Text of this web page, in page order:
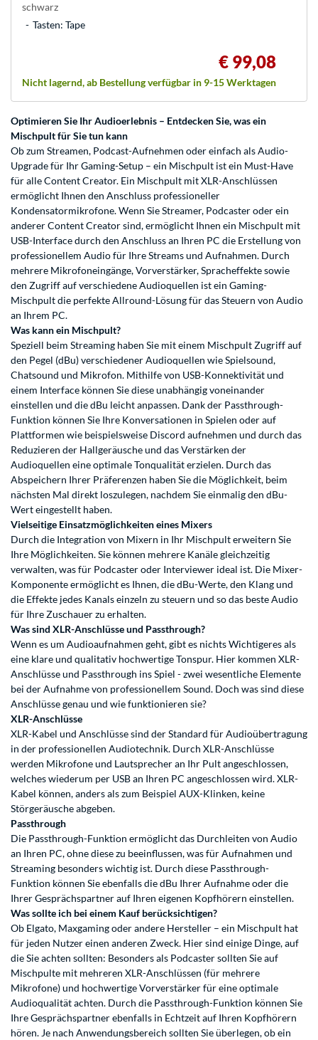
schwarz
Tasten: Tape
€ 99,08
Nicht lagernd, ab Bestellung verfügbar in 9-15 Werktagen
Optimieren Sie Ihr Audioerlebnis – Entdecken Sie, was ein
Mischpult für Sie tun kann
Ob zum Streamen, Podcast-Aufnehmen oder einfach als Audio-
Upgrade für Ihr Gaming-Setup – ein Mischpult ist ein Must-Have
für alle Content Creator. Ein Mischpult mit XLR-Anschlüssen
ermöglicht Ihnen den Anschluss professioneller
Kondensatormikrofone. Wenn Sie Streamer, Podcaster oder ein
anderer Content Creator sind, ermöglicht Ihnen ein Mischpult mit
USB-Interface durch den Anschluss an Ihren PC die Erstellung von
professionellem Audio für Ihre Streams und Aufnahmen. Durch
mehrere Mikrofoneingänge, Vorverstärker, Spracheffekte sowie
den Zugriff auf verschiedene Audioquellen ist ein Gaming-
Mischpult die perfekte Allround-Lösung für das Steuern von Audio
an Ihrem PC.
Was kann ein Mischpult?
Speziell beim Streaming haben Sie mit einem Mischpult Zugriff auf
den Pegel (dBu) verschiedener Audioquellen wie Spielsound,
Chatsound und Mikrofon. Mithilfe von USB-Konnektivität und
einem Interface können Sie diese unabhängig voneinander
einstellen und die dBu leicht anpassen. Dank der Passthrough-
Funktion können Sie Ihre Konversationen in Spielen oder auf
Plattformen wie beispielsweise Discord aufnehmen und durch das
Reduzieren der Hallgeräusche und das Verstärken der
Audioquellen eine optimale Tonqualität erzielen. Durch das
Abspeichern Ihrer Präferenzen haben Sie die Möglichkeit, beim
nächsten Mal direkt loszulegen, nachdem Sie einmalig den dBu-
Wert eingestellt haben.
Vielseitige Einsatzmöglichkeiten eines Mixers
Durch die Integration von Mixern in Ihr Mischpult erweitern Sie
Ihre Möglichkeiten. Sie können mehrere Kanäle gleichzeitig
verwalten, was für Podcaster oder Interviewer ideal ist. Die Mixer-
Komponente ermöglicht es Ihnen, die dBu-Werte, den Klang und
die Effekte jedes Kanals einzeln zu steuern und so das beste Audio
für Ihre Zuschauer zu erhalten.
Was sind XLR-Anschlüsse und Passthrough?
Wenn es um Audioaufnahmen geht, gibt es nichts Wichtigeres als
eine klare und qualitativ hochwertige Tonspur. Hier kommen XLR-
Anschlüsse und Passthrough ins Spiel - zwei wesentliche Elemente
bei der Aufnahme von professionellem Sound. Doch was sind diese
Anschlüsse genau und wie funktionieren sie?
XLR-Anschlüsse
XLR-Kabel und Anschlüsse sind der Standard für Audioübertragung
in der professionellen Audiotechnik. Durch XLR-Anschlüsse
werden Mikrofone und Lautsprecher an Ihr Pult angeschlossen,
welches wiederum per USB an Ihren PC angeschlossen wird. XLR-
Kabel können, anders als zum Beispiel AUX-Klinken, keine
Störgeräusche abgeben.
Passthrough
Die Passthrough-Funktion ermöglicht das Durchleiten von Audio
an Ihren PC, ohne diese zu beeinflussen, was für Aufnahmen und
Streaming besonders wichtig ist. Durch diese Passthrough-
Funktion können Sie ebenfalls die dBu Ihrer Aufnahme oder die
Ihrer Gesprächspartner auf Ihren eigenen Kopfhörern einstellen.
Was sollte ich bei einem Kauf berücksichtigen?
Ob Elgato, Maxgaming oder andere Hersteller – ein Mischpult hat
für jeden Nutzer einen anderen Zweck. Hier sind einige Dinge, auf
die Sie achten sollten: Besonders als Podcaster sollten Sie auf
Mischpulte mit mehreren XLR-Anschlüssen (für mehrere
Mikrofone) und hochwertige Vorverstärker für eine optimale
Audioqualität achten. Durch die Passthrough-Funktion können Sie
Ihre Gesprächspartner ebenfalls in Echtzeit auf Ihren Kopfhörern
hören. Je nach Anwendungsbereich sollten Sie überlegen, ob ein